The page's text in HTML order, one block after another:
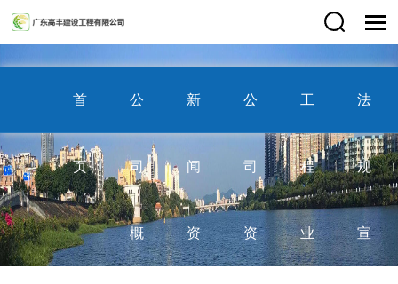
首
页
公
司
概
新
闻
资
公
司
资
工
程
业
法
规
宣